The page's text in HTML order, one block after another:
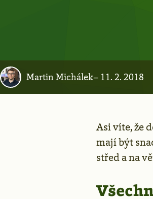
Martin Michálek– 11. 2. 2018
Asi víte, že
mají být
střed a na